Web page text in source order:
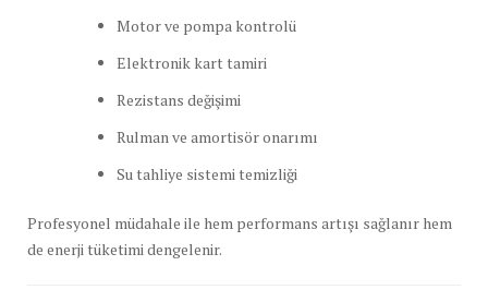
Motor ve pompa kontrolü
Elektronik kart tamiri
Rezistans değişimi
Rulman ve amortisör onarımı
Su tahliye sistemi temizliği
Profesyonel müdahale ile hem performans artışı sağlanır hem
de enerji tüketimi dengelenir.